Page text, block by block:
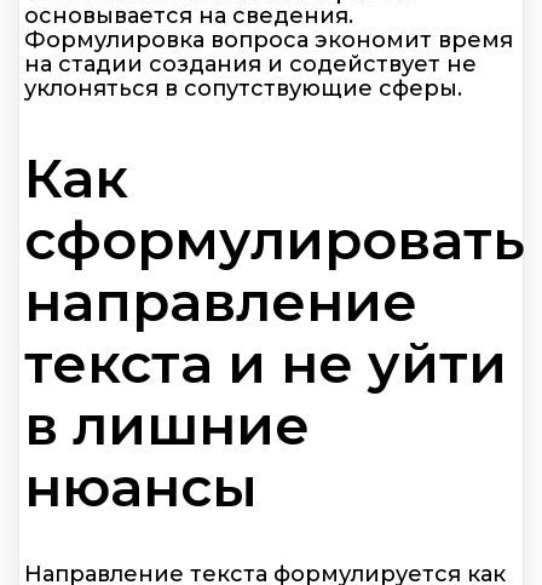
основывается на сведения.
Формулировка вопроса экономит время
на стадии создания и содействует не
уклоняться в сопутствующие сферы.
Как
сформулировать
направление
текста и не уйти
в лишние
нюансы
Направление текста формулируется как